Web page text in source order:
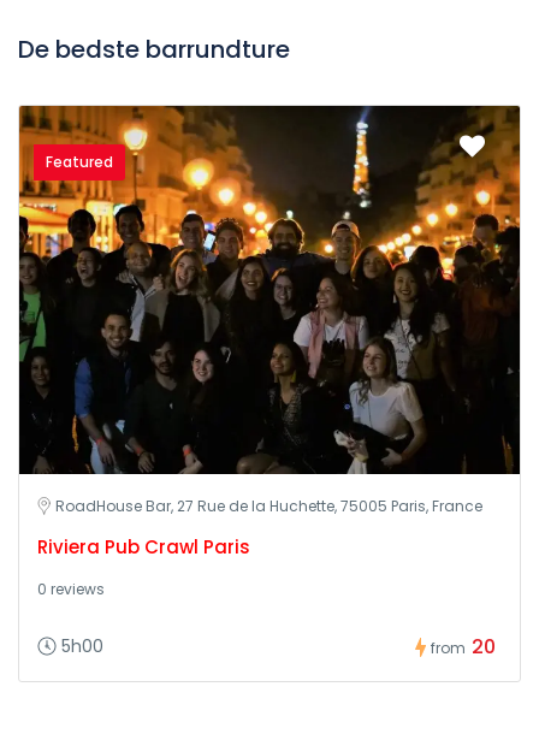
De bedste barrundture
Featured
RoadHouse Bar, 27 Rue de la Huchette, 75005 Paris, France
Riviera Pub Crawl Paris
0 reviews
5h00 from 20